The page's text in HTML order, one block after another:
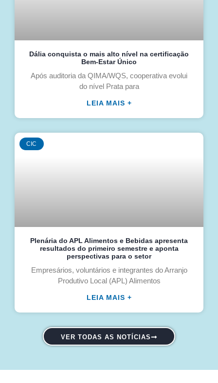
Dália conquista o mais alto nível na certificação
Bem-Estar Único
Após auditoria da QIMA/WQS, cooperativa evolui
do nível Prata para
LEIA MAIS +
CIC
Plenária do APL Alimentos e Bebidas apresenta
resultados do primeiro semestre e aponta
perspectivas para o setor
Empresários, voluntários e integrantes do Arranjo
Produtivo Local (APL) Alimentos
LEIA MAIS +
VER TODAS AS NOTÍCIAS